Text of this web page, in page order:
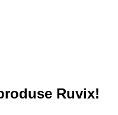
Ruvix!